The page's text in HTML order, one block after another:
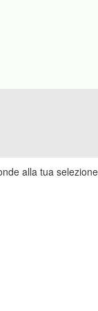
alla tua